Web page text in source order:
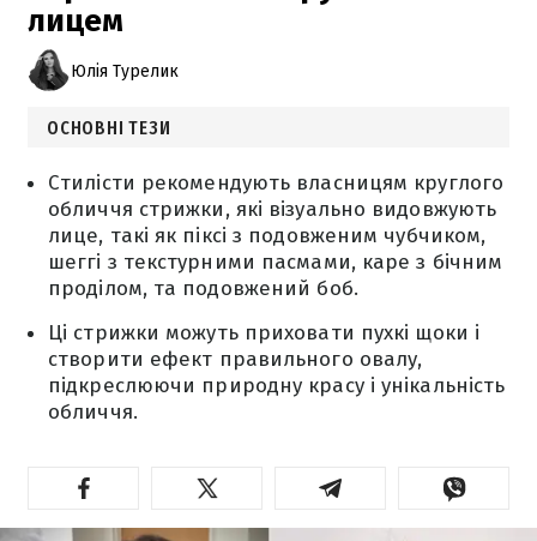
лицем
Юлія Турелик
ОСНОВНІ ТЕЗИ
Стилісти рекомендують власницям круглого
обличчя стрижки, які візуально видовжують
лице, такі як піксі з подовженим чубчиком,
шеггі з текстурними пасмами, каре з бічним
проділом, та подовжений боб.
Ці стрижки можуть приховати пухкі щоки і
створити ефект правильного овалу,
підкреслюючи природну красу і унікальність
обличчя.